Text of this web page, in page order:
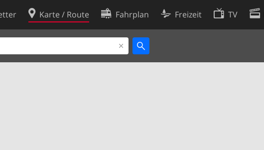
Karte / Route Fahrplan Freizeit TV
Cookie-Richtlinie
Cookie-Einstellungen